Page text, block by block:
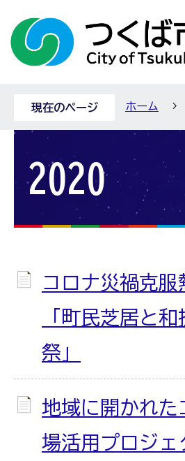
現在のページ ホーム
2020
コロナ災禍克服
「町民芝居と和
祭」
地域に開かれた
場活用プロジェ